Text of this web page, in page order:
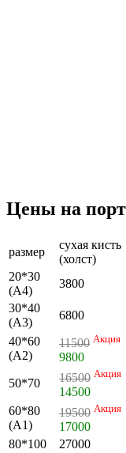
Цены на
размер
сухая кисть
(холст)
20*30
(А4)
3800
30*40
(А3)
6800
40*60
(А2)
11500 Акция
9800
50*70 16500 Акция
14500
60*80
(А1)
19500 Акция
17000
80*100
27000